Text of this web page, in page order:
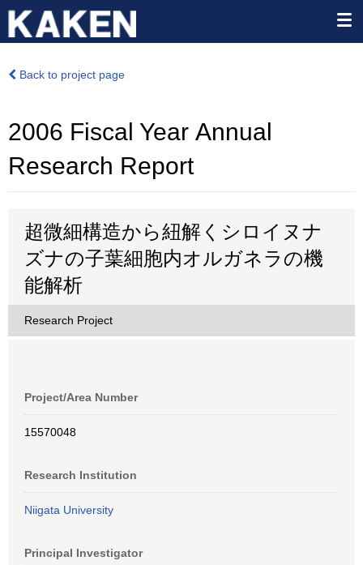
Back to project page
2006 Fiscal Year Annual
Research Report
超微細構造から紐解くシロイヌナ
ズナの子葉細胞内オルガネラの機
能解析
Research Project
Project/Area Number
15570048
Research Institution
Niigata University
Principal Investigator